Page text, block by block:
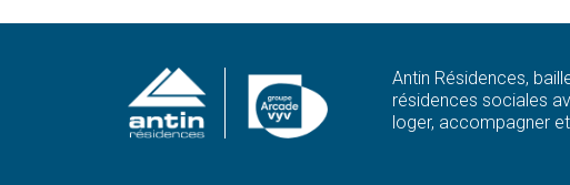
Antin Résidences,
résidences sociales
loger, accompagner